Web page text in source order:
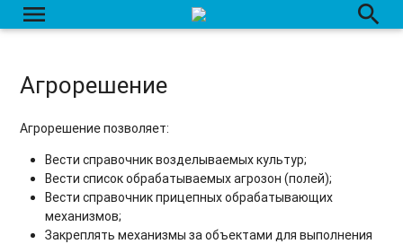
menu search
Агрорешение
Агрорешение позволяет:
Вести справочник возделываемых культур;
Вести список обрабатываемых агрозон (полей);
Вести справочник прицепных обрабатывающих
механизмов;
Закреплять механизмы за объектами для выполнения